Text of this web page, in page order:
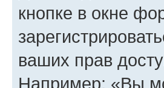
кнопке в окне
ваших прав
Например: «Вы